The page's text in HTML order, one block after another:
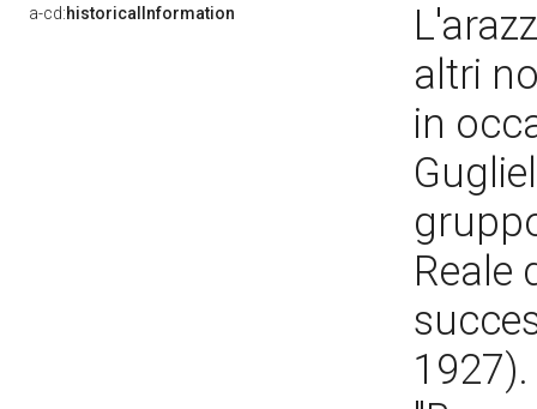
a-cd:historicalInformation
altri
in
Reale